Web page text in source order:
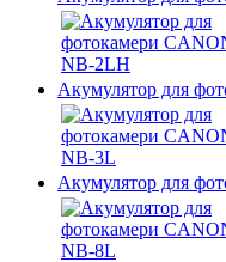
Акумулятор для
Акумулятор для